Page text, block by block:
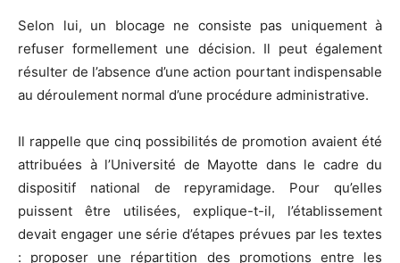
Selon lui, un blocage ne consiste pas uniquement à
refuser formellement une décision. Il peut également
résulter de l’absence d’une action pourtant indispensable
au déroulement normal d’une procédure administrative.
Il rappelle que cinq possibilités de promotion avaient été
attribuées à l’Université de Mayotte dans le cadre du
dispositif national de repyramidage. Pour qu’elles
puissent être utilisées, explique-t-il, l’établissement
devait engager une série d’étapes prévues par les textes
: proposer une répartition des promotions entre les